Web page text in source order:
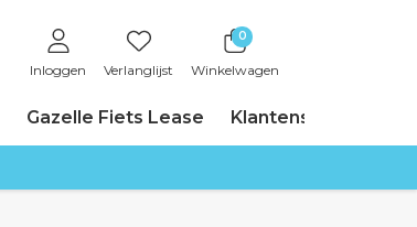
Inloggen Verlanglijst
0
Winkelwagen
Gazelle Fiets Lease Klantenservice